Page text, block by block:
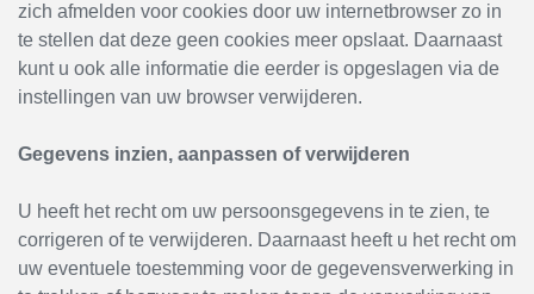
zich afmelden voor cookies door uw internetbrowser zo in
te stellen dat deze geen cookies meer opslaat. Daarnaast
kunt u ook alle informatie die eerder is opgeslagen via de
instellingen van uw browser verwijderen.
Gegevens inzien, aanpassen of verwijderen
U heeft het recht om uw persoonsgegevens in te zien, te
corrigeren of te verwijderen. Daarnaast heeft u het recht om
uw eventuele toestemming voor de gegevensverwerking in